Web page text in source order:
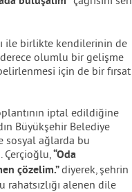
ile birlikte kendilerinin de
olumlu bir gelişme
için de bir fırsat
iptal edildiğine
Büyükşehir Belediye
sosyal ağlarda bu
Çerçioğlu,“Oda
çözelim.”diyerek, şehrin
rahatsızlığı alenen dile